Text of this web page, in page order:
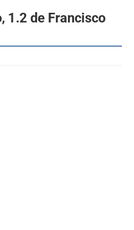
1.2 de Francisco